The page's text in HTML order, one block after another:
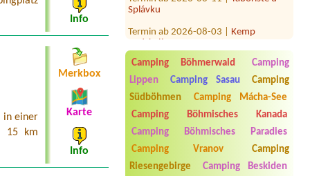
Podskalí
1 stan, 2 osoby + 2 kolamísto pro stan
v klidné části
Termin ab 2026-08-07 |Autocamp
Osek
1 Stellplatz Wohnmobil und 2
Personen
Termin ab 2026-08-08 |Autokemp
1 stan
Camping Böhmerwald
Camping
Lippen
Camping Sasau
Camping
Südböhmen
Camping Mácha-See
Camping Böhmisches Kanada
Camping Böhmisches Paradies
Camping Vranov
Camping
Riesengebirge
Camping Beskiden
Info
in einer
15 km
Merkbox
Karte
Info